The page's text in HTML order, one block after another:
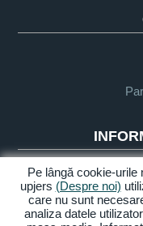
Pe lângă cookie-urile
upjers (Despre noi)
care nu sunt
analiza datele